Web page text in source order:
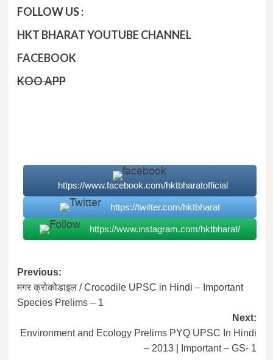
FOLLOW US :
HKT BHARAT YOUTUBE CHANNEL
FACEBOOK
KOO APP
https://www.facebook.com/hktbharatofficial
https://twitter.com/hktbharat
https://www.instagram.com/hktbharat/
Post
navigation
Previous:
मगर क्रोकोडाइल / Crocodile UPSC in Hindi – Important
Species Prelims – 1
Next:
Environment and Ecology Prelims PYQ UPSC In Hindi
– 2013 | Important – GS- 1